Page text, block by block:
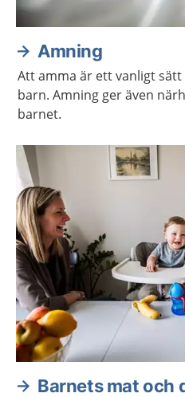
Amning
Att amma är ett vanligt
barn. Amning ger även
barnet.
Barnets mat och